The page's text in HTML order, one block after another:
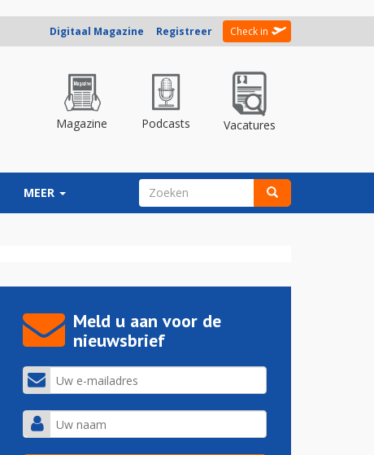
Digitaal Magazine Registreer Check in
Magazine Podcasts Vacatures
MEER ZOEKVELD
Meld u aan voor de
nieuwsbrief